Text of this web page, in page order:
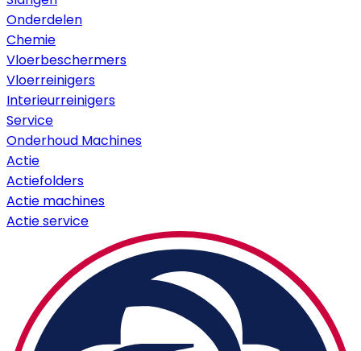
Onderdelen
Chemie
Vloerbeschermers
Vloerreinigers
Interieurreinigers
Service
Onderhoud Machines
Actie
Actiefolders
Actie machines
Actie service